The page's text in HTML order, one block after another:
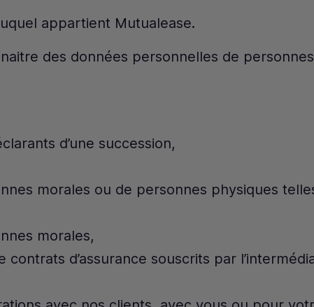
appartient Mutualease.
des données personnelles de
d’une succession,
morales ou de personnes physiques
morales,
d’assurance souscrits par